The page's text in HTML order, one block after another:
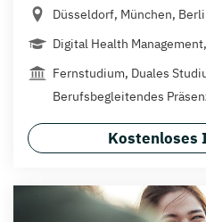
Düsseldorf, München,
Digital Health
Fernstudium, Duales
Berufsbegleitendes
Kostenloses